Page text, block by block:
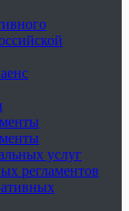
услуг
регламентов